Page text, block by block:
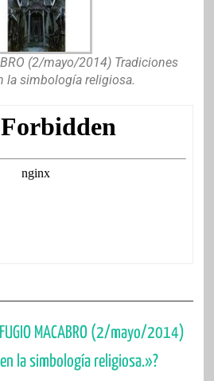
(2/mayo/2014) Tradiciones
la simbología religiosa.
MACABRO (2/mayo/2014)
la simbología religiosa.»?